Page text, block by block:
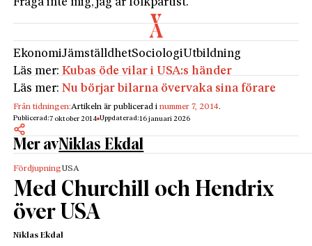
Fråga inte mig, jag är folkpartist.
EkonomiJämställdhetSociologiUtbildning
Läs mer:Kubas öde vilar i USA:s händer
Läs mer:Nu börjar bilarna övervaka sina förare
Från tidningen:Artikeln är publicerad inummer 7, 2014.
Publicerad:7 oktober 2014 Uppdaterad:16 januari 2026
Mer avNiklas Ekdal
FördjupningUSA
Med Churchill och Hendrix
över USA
Niklas Ekdal